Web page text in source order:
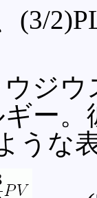
(3/
ジ
ー
うな